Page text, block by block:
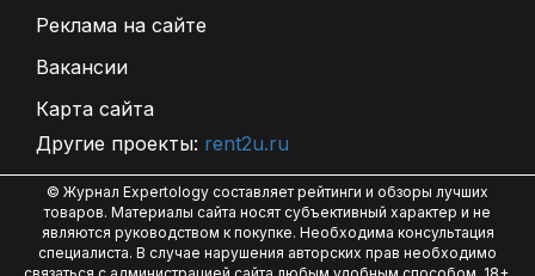
Реклама на сайте
Вакансии
Карта сайта
Другие проекты: rent2u.ru
© Журнал Expertology составляет рейтинги и обзоры лучших
товаров. Материалы сайта носят субъективный характер и не
являются руководством к покупке. Необходима консультация
специалиста. В случае нарушения авторских прав необходимо